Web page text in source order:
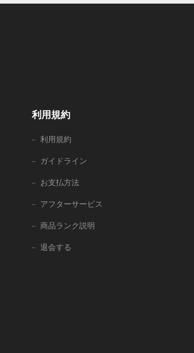
利用規約
利用規約
ガイドライン
お支払方法
アフターサービス
商品ランク説明
退会する